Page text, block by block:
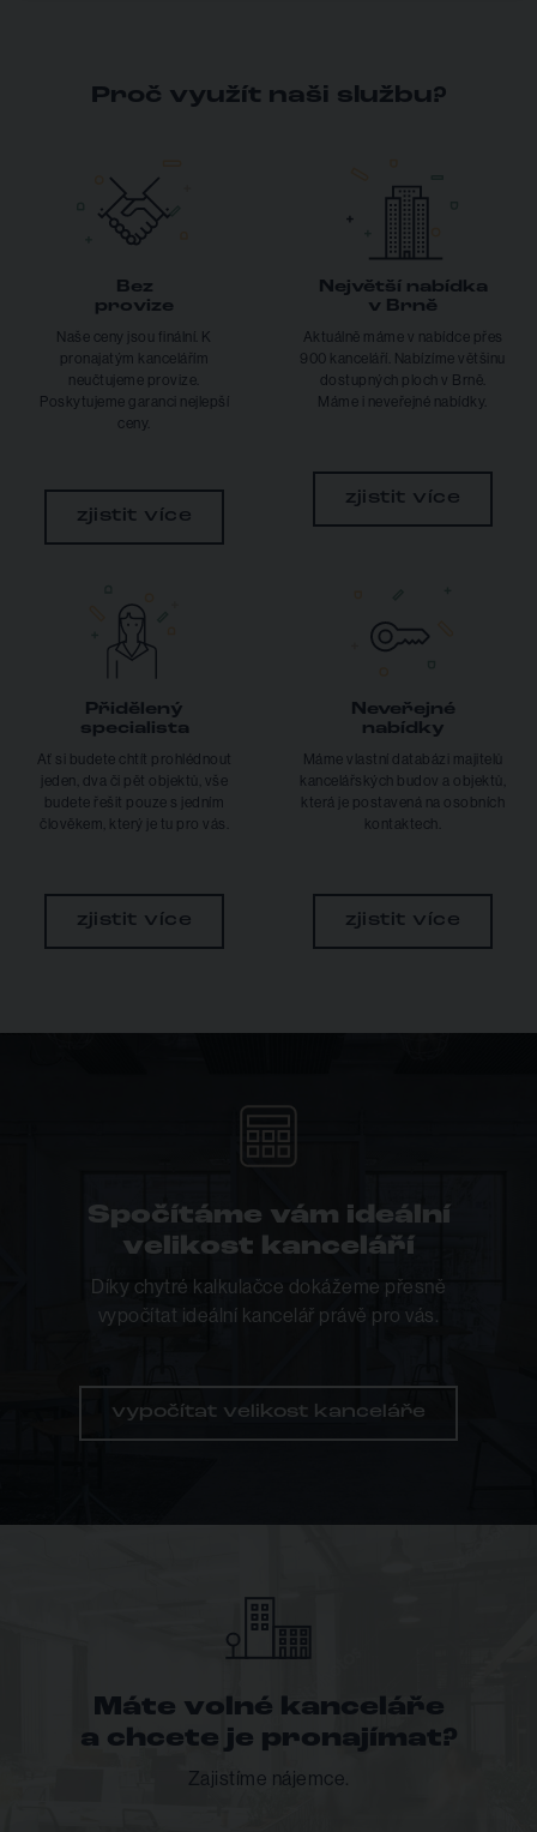
Proč využít naši službu?
Bez
provize
Naše ceny jsou finální. K
pronajatým kancelářím
neučtujeme provize.
Poskytujeme garanci nejlepší
ceny.
zjistit více
Největší nabídka
v Brně
Aktuálně máme v nabídce přes
900 kanceláří. Nabízíme většinu
dostupných ploch v Brně.
Máme i neveřejné nabídky.
zjistit více
Přidělený
specialista
Ať si budete chtít prohlédnout
jeden, dva či pět objektů, vše
budete řešit pouze s jedním
člověkem, který je tu pro vás.
zjistit více
Neveřejné
nabídky
Máme vlastní databázi majitelů
kancelářských budov a objektů,
která je postavená na osobních
kontaktech.
zjistit více
Spočítáme vám ideální
velikost kanceláří
Díky chytré kalkulačce dokážeme přesně
vypočítat ideální kancelář právě pro vás.
vypočítat velikost kanceláře
Máte volné kanceláře
a chcete je pronajímat?
Zajistíme nájemce.